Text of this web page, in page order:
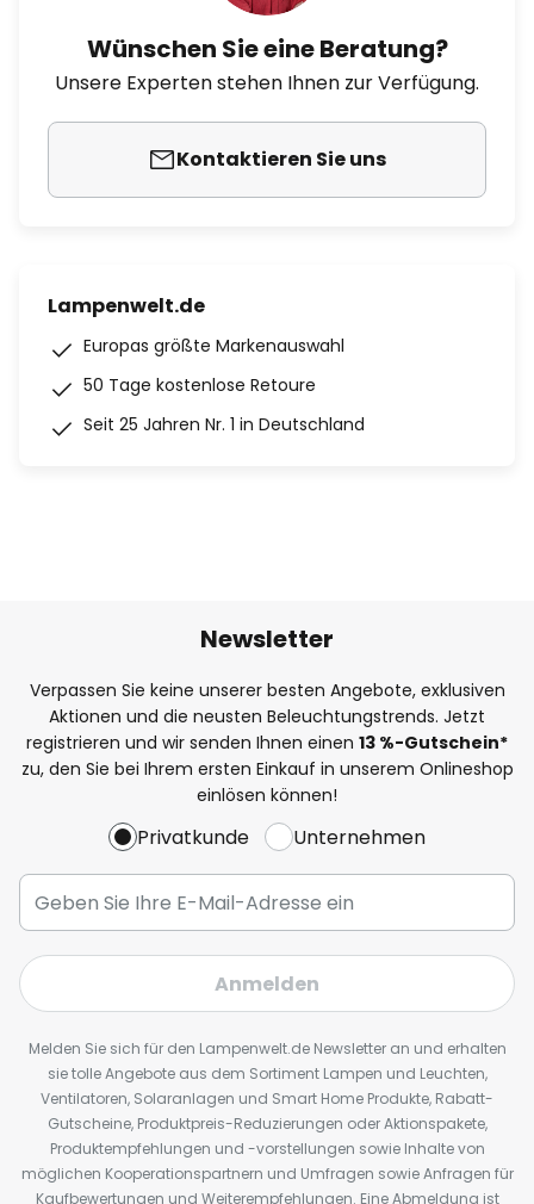
Wünschen Sie eine Beratung?
Unsere Experten stehen Ihnen zur Verfügung.
Kontaktieren Sie uns
Lampenwelt.de
Europas größte Markenauswahl
50 Tage kostenlose Retoure
Seit 25 Jahren Nr. 1 in Deutschland
Newsletter
Verpassen Sie keine unserer besten Angebote, exklusiven
Aktionen und die neusten Beleuchtungstrends. Jetzt
registrieren und wir senden Ihnen einen 13 %-Gutschein*
zu, den Sie bei Ihrem ersten Einkauf in unserem Onlineshop
einlösen können!
Privatkunde Unternehmen
Anmelden
Melden Sie sich für den Lampenwelt.de Newsletter an und erhalten
sie tolle Angebote aus dem Sortiment Lampen und Leuchten,
Ventilatoren, Solaranlagen und Smart Home Produkte, Rabatt-
Gutscheine, Produktpreis-Reduzierungen oder Aktionspakete,
Produktempfehlungen und -vorstellungen sowie Inhalte von
möglichen Kooperationspartnern und Umfragen sowie Anfragen für
Kaufbewertungen und Weiterempfehlungen. Eine Abmeldung ist